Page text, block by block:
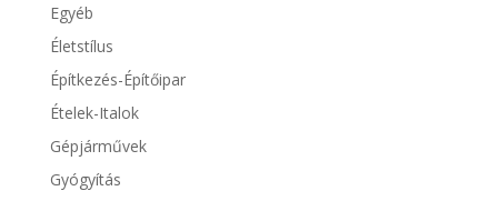
Egyéb
Életstílus
Építkezés-Építőipar
Ételek-Italok
Gépjárművek
Gyógyítás